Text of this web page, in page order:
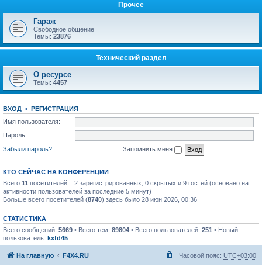
Прочее
Гараж
Свободное общение
Темы: 23876
Технический раздел
О ресурсе
Темы: 4457
ВХОД • РЕГИСТРАЦИЯ
Имя пользователя:
Пароль:
Забыли пароль?
Запомнить меня
КТО СЕЙЧАС НА КОНФЕРЕНЦИИ
Всего 11 посетителей :: 2 зарегистрированных, 0 скрытых и 9 гостей (основано на
активности пользователей за последние 5 минут)
Больше всего посетителей (8740) здесь было 28 июн 2026, 00:36
СТАТИСТИКА
Всего сообщений: 5669 • Всего тем: 89804 • Всего пользователей: 251 • Новый
пользователь: kxfd45
На главную F4X4.RU Часовой пояс: UTC+03:00